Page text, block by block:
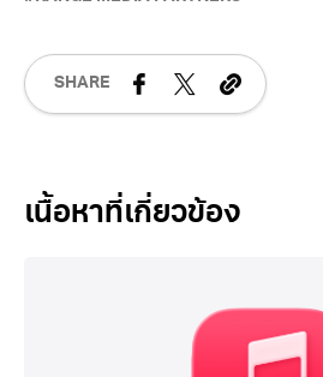
SHARE
Related Posts